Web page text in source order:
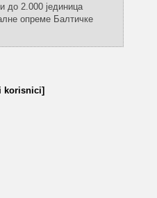
до 2.000 јединица
опреме Балтичке
korisnici]